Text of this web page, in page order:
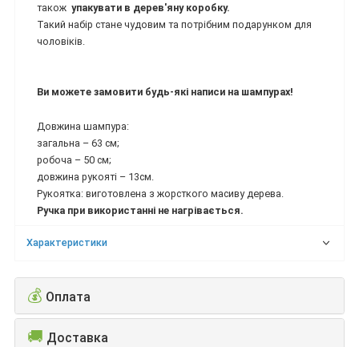
також упакувати в дерев'яну коробку.
Такий набір стане чудовим та потрібним подарунком для
чоловіків.
Ви можете замовити будь-які написи на шампурах!
Довжина шампура:
загальна – 63 см;
робоча – 50 см;
довжина рукояті – 13см.
Рукоятка: виготовлена з жорсткого масиву дерева.
Ручка при використанні не нагрівається.
Характеристики
💰 Оплата
🚚 Доставка